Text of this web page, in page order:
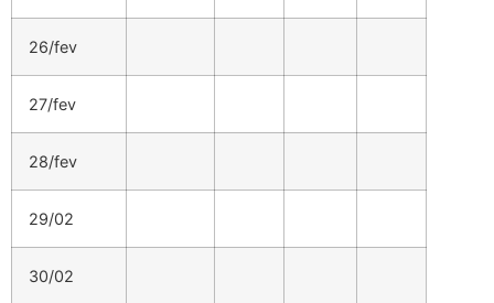
26/fev
27/fev
28/fev
29/02
30/02